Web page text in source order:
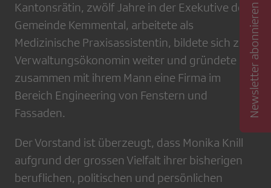
Kantonsrätin, zwölf Jahre in der Exekutive der
Gemeinde Kemmental, arbeitete als
Medizinische Praxisassistentin, bildete sich zur
Verwaltungsökonomin weiter und gründete
zusammen mit ihrem Mann eine Firma im
Bereich Engineering von Fenstern und
Fassaden.
Der Vorstand ist überzeugt, dass Monika Knill
aufgrund der grossen Vielfalt ihrer bisherigen
beruflichen, politischen und persönlichen
Newsletter abonnieren